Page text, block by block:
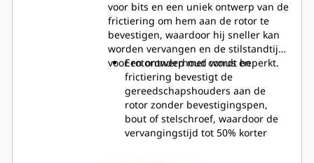
voor bits en een uniek ontwerp van de
frictiering om hem aan de rotor te
bevestigen, waardoor hij sneller kan
worden vervangen en de stilstandtijd
voor rotoronderhoud wordt beperkt.
Een ontwerp met conus en
frictiering bevestigt de
gereedschapshouders aan de
rotor zonder bevestigingspen,
bout of stelschroef, waardoor de
vervangingstijd tot 50% korter